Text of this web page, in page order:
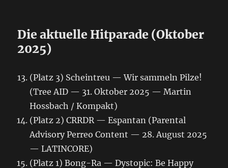
Die aktuelle Hitparade (Oktober
2025)
(Platz 3) Scheintreu — Wir sammeln Pilze!
(Tree AID — 31. Oktober 2025 — Martin
Hossbach / Kompakt)
(Platz 2) CRRDR — Espantan (Parental
Advisory Perreo Content — 28. August 2025
— LATINCORE)
(Platz 1) Bong-Ra — Dystopic: Be Happy